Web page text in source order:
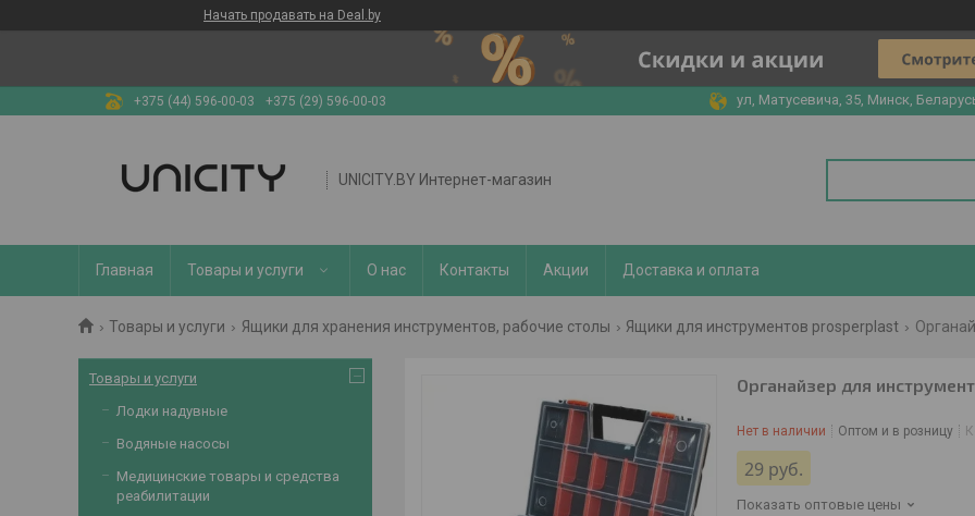
Начать продавать на Deal.by
+375 (44) 596-00-03 +375 (29) 596-00-03 ул, Матусевича, 35, Минск,
UNICITY.BY Интернет-магазин
Главная Товары и услуги О нас Контакты Акции Доставка и оплата
Товары и услуги Ящики для хранения инструментов, рабочие столы Ящики для инструментов prosperplast
Органайзер для
Нет в наличии Оптом и в розницу
29 руб.
Показать оптовые цены
Товары и услуги
Лодки надувные
Водяные насосы
Медицинские товары и средства
реабилитации